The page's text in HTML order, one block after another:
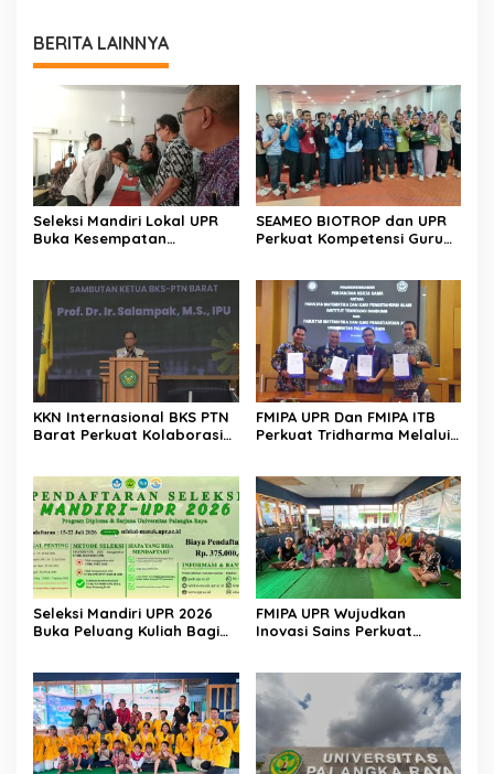
BERITA LAINNYA
Seleksi Mandiri Lokal UPR
Buka Kesempatan
SEAMEO BIOTROP dan UPR
Perkuat Kompetensi Guru
KKN Internasional BKS PTN
Barat Perkuat Kolaborasi
FMIPA UPR Dan FMIPA ITB
Perkuat Tridharma Melalui
Seleksi Mandiri UPR 2026
Buka Peluang Kuliah Bagi
FMIPA UPR Wujudkan
Inovasi Sains Perkuat